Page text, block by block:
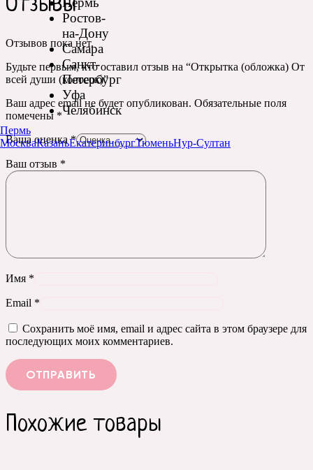
Ростов-
на-Дону
Самара
Санкт-
Петербург
Уфа
Челябинск
Пермь
МоскваКазаньЕкатеринбургТюменьНур-Султан
Отзывы
Отзывов пока нет.
Будьте первым, кто оставил отзыв на “Открытка (обложка) От
всей души (колосок)”
Ваш адрес email не будет опубликован. Обязательные поля
помечены *
Ваша оценка*
Ваш отзыв *
Имя *
Email *
Сохранить моё имя, email и адрес сайта в этом браузере для
последующих моих комментариев.
Похожие товары